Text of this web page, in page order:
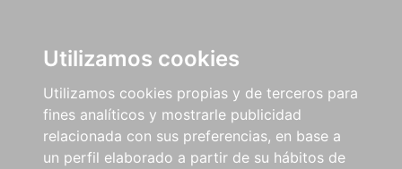
Utilizamos cookies
Utilizamos cookies propias y de terceros para
fines analíticos y mostrarle publicidad
relacionada con sus preferencias, en base a
un perfil elaborado a partir de su hábitos de